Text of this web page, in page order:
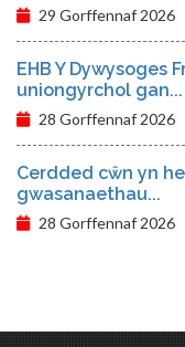
29 Gorffennaf 2026
EHB Y Dywysoges
uniongyrchol gan...
28 Gorffennaf 2026
Cerdded cŵn yn
gwasanaethau...
28 Gorffennaf 2026